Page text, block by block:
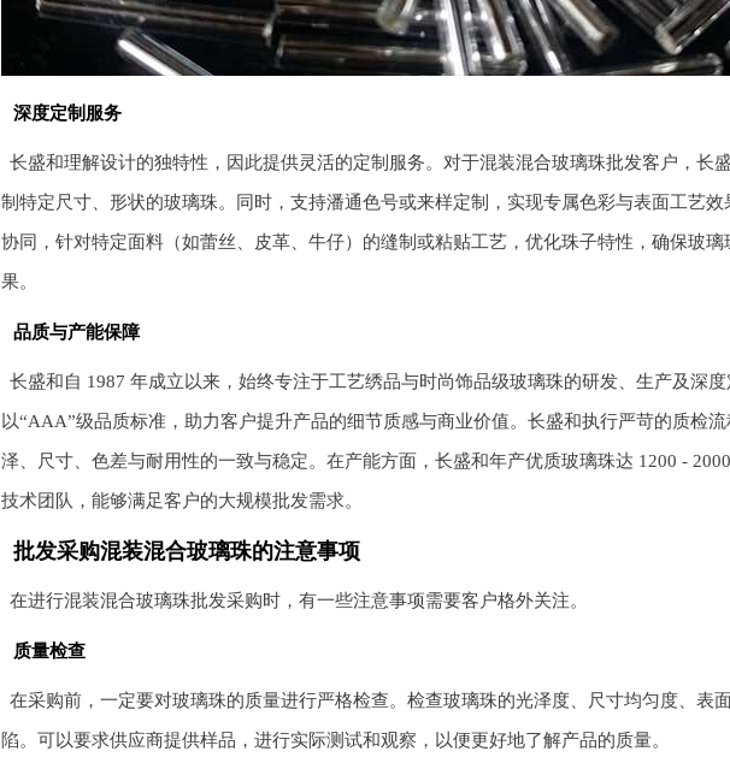
深度定制服务
长盛和理解设计的独特性，因此提供灵活的定制服务。对于混装混合玻璃珠批发客户，长
制特定尺寸、形状的玻璃珠。同时，支持潘通色号或来样定制，实现专属色彩与表面工艺
协同，针对特定面料（如蕾丝、皮革、牛仔）的缝制或粘贴工艺，优化珠子特性，确保玻
果。
品质与产能保障
长盛和自 1987 年成立以来，始终专注于工艺绣品与时尚饰品级玻璃珠的研发、生产及深
以“AAA”级品质标准，助力客户提升产品的细节质感与商业价值。长盛和执行严苛的质检
泽、尺寸、色差与耐用性的一致与稳定。在产能方面，长盛和年产优质玻璃珠达 1200 -
技术团队，能够满足客户的大规模批发需求。
批发采购混装混合玻璃珠的注意事项
在进行混装混合玻璃珠批发采购时，有一些注意事项需要客户格外关注。
质量检查
在采购前，一定要对玻璃珠的质量进行严格检查。检查玻璃珠的光泽度、尺寸均匀度、表
陷。可以要求供应商提供样品，进行实际测试和观察，以便更好地了解产品的质量。